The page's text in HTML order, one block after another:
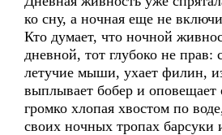
ко сну, а ночная еще не
Кто думает, что ночной
дневной, тот глубоко не прав:
летучие мыши, ухает филин,
выплывает бобер и оповещает
громко хлопая хвостом по
своих ночных тропах